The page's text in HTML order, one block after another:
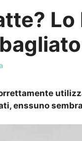
enssuno